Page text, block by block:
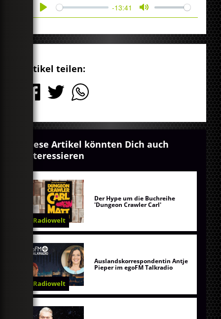
Play
-13:41
Mute
Artikel teilen:
Diese Artikel könnten Dich auch
interessieren
Radiowelt
Der Hype um die Buchreihe
'Dungeon Crawler Carl'
Radiowelt
Auslandskorrespondentin Antje
Pieper im egoFM Talkradio